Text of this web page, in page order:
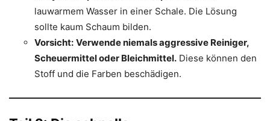
lauwarmem Wasser in einer Schale. Die Lösung
sollte kaum Schaum bilden.
Vorsicht: Verwende niemals aggressive Reiniger,
Scheuermittel oder Bleichmittel. Diese können den
Stoff und die Farben beschädigen.